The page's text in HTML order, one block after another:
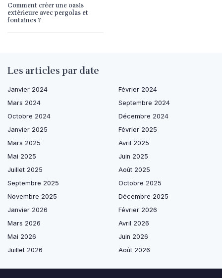
Comment créer une oasis
extérieure avec pergolas et
fontaines ?
Les articles par date
Janvier 2024
Février 2024
Mars 2024
Septembre 2024
Octobre 2024
Décembre 2024
Janvier 2025
Février 2025
Mars 2025
Avril 2025
Mai 2025
Juin 2025
Juillet 2025
Août 2025
Septembre 2025
Octobre 2025
Novembre 2025
Décembre 2025
Janvier 2026
Février 2026
Mars 2026
Avril 2026
Mai 2026
Juin 2026
Juillet 2026
Août 2026